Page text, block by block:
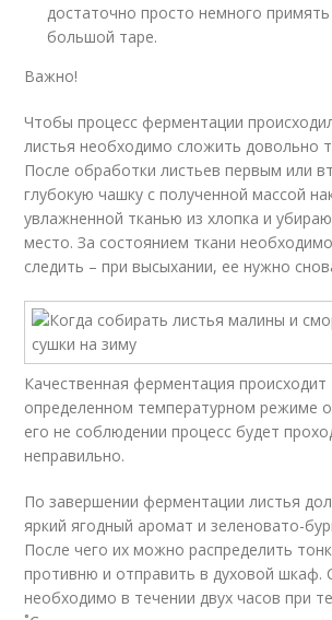
достаточно просто немного
большой таре.
Важно!
Чтобы процесс ферментации
листья необходимо сложить довольно
После обработки листьев первым или
глубокую чашку с полученной массой
увлажненной тканью из хлопка и
место. За состоянием ткани
следить – при высыхании, ее нужно
Качественная ферментация происходит
определенном температурном режиме
его не соблюдении процесс будет
неправильно.
По завершении ферментации листья
яркий ягодный аромат и зеленовато-
После чего их можно распределить
противню и отправить в духовой шкаф.
необходимо в течении двух часов при